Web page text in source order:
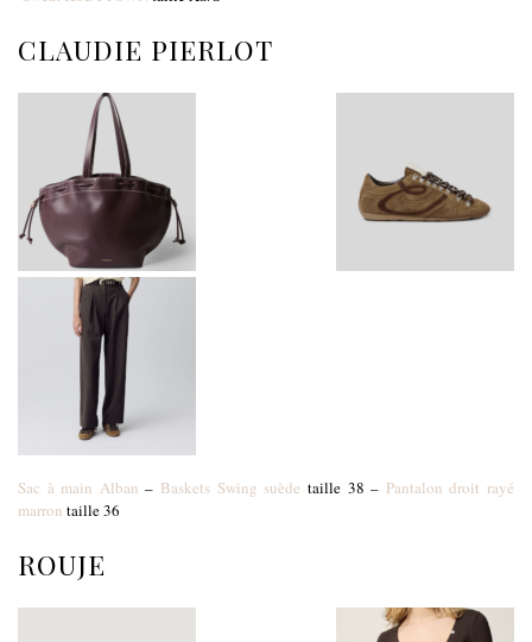
CLAUDIE PIERLOT
Sac à main Alban – Baskets Swing suède taille 38 – Pantalon droit rayé
marron taille 36
ROUJE